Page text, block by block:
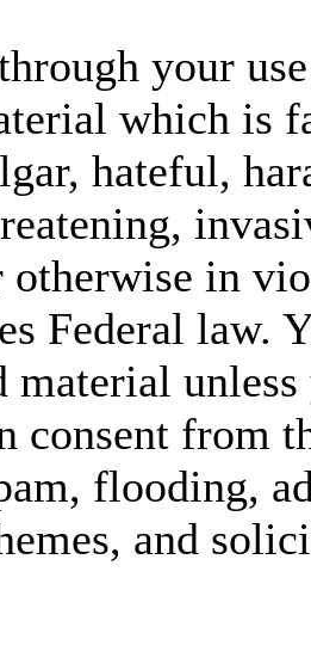
your
which is
hateful,
otherwise in
Federal law.
material
consent from
flooding,
and